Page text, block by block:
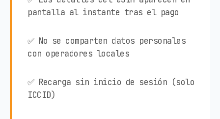
pantalla al instante tras el pago
✅ No se comparten datos personales
con operadores locales
✅ Recarga sin inicio de sesión (solo
ICCID)